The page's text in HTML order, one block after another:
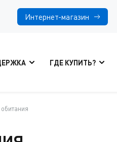
Интернет-магазин
ГДЕ КУПИТЬ?